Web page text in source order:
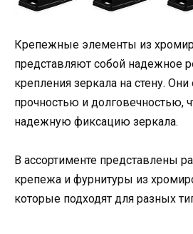
Крепежные элементы из
представляют собой надежное
крепления зеркала на стену.
прочностью и долговечностью,
надежную фиксацию зеркала.
В ассортименте представлены
крепежа и фурнитуры из
которые подходят для разных